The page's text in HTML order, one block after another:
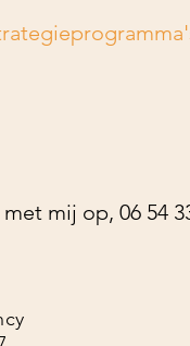
mij op, 06 54